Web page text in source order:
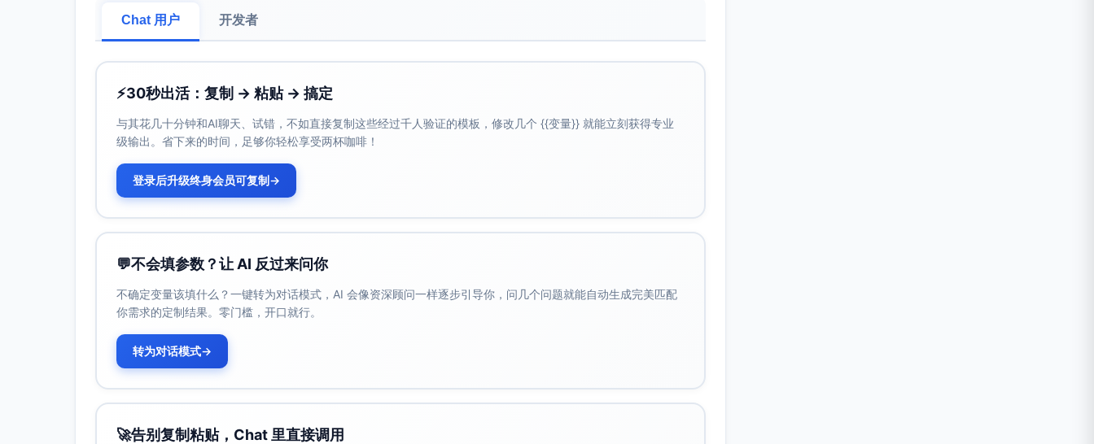
S4（9-12s）参与与着装
文案：面向 业主 与 志愿者｜请穿运动鞋｜勿携宠物
图标：人物、运动鞋、禁宠物
S5（12-16s）福利展示（轻弹入场）
图标：手册、贴纸
文案：现场扫码报名 或 服务台登记
画面：二维码占位框（白底深色码，四角定位标）
动效：数字翻页（天/时/分）
底栏复读：11/15 周六｜14:00-16:00｜星河社区广场
S8（27-30s）收尾召集（LOGO位+统一落版）
文案：准时到场 一起提升应急能力
备注：以现场指引为准
画面版式与尺寸要点：
竖屏主版：1080×1920（9:16），文字安全边距≥8%
Chat 用户 开发者
⚡30秒出活：复制 → 粘贴 → 搞定
与其花几十分钟和AI聊天、试错，不如直接复制这些经过千人验证的模板，修改几个 {{变量}} 就能立刻获得专业
级输出。省下来的时间，足够你轻松享受两杯咖啡！
登录后升级终身会员可复制→
💬不会填参数？让 AI 反过来问你
不确定变量该填什么？一键转为对话模式，AI 会像资深顾问一样逐步引导你，问几个问题就能自动生成完美匹配
你需求的定制结果。零门槛，开口就行。
转为对话模式→
🚀告别复制粘贴，Chat 里直接调用